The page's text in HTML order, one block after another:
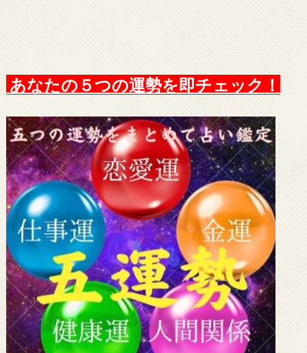
あなたの５つの運勢を即チェック！